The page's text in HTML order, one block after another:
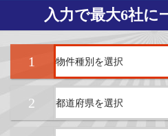
入力で最大6社に
1
2